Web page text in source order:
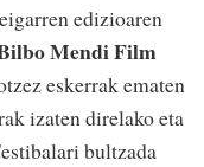
edizioaren
Mendi Film
eskerrak ematen
izaten direlako eta
bultzada